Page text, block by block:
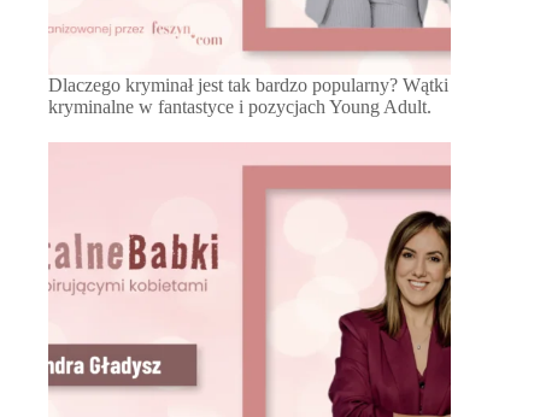
Dlaczego kryminał jest tak bardzo popularny? Wątki
kryminalne w fantastyce i pozycjach Young Adult.